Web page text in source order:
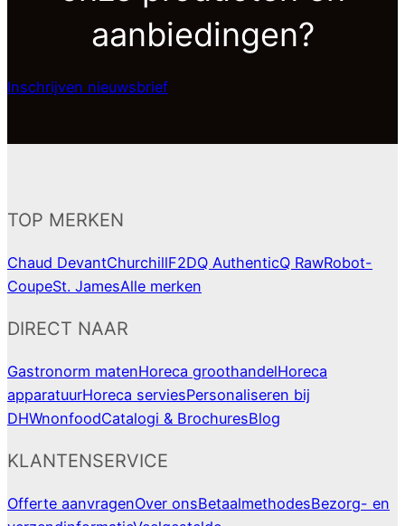
aanbiedingen?
Inschrijven nieuwsbrief
TOP MERKEN
Chaud DevantChurchillF2DQ AuthenticQ RawRobot-
CoupeSt. JamesAlle merken
DIRECT NAAR
Gastronorm matenHoreca groothandelHoreca
apparatuurHoreca serviesPersonaliseren bij
DHWnonfoodCatalogi & BrochuresBlog
KLANTENSERVICE
Offerte aanvragenOver onsBetaalmethodesBezorg- en